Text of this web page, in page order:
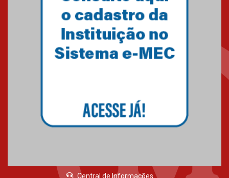
XIII Fórum de Aprendizagem
Transformadora reúne
docentes para debater
inovação e desafios da
educação superior
obra sobre ética e arquitetura
contemporânea
04.08.2026
Central de Informações